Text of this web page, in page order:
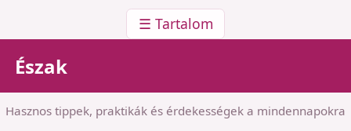
☰ Tartalom
Észak
Hasznos tippek, praktikák és érdekességek a mindennapokra